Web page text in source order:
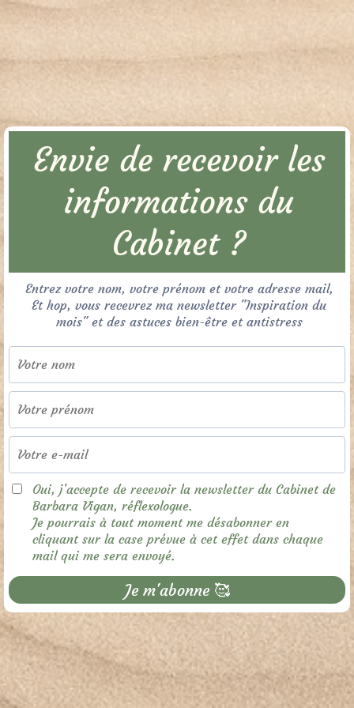
Envie de recevoir les
informations du
Cabinet ?
Entrez votre nom, votre prénom et votre adresse mail,
Et hop, vous recevrez ma newsletter "Inspiration du
mois" et des astuces bien-être et antistress
Oui, j'accepte de recevoir la newsletter du Cabinet de
Barbara Vigan, réflexologue.
Je pourrais à tout moment me désabonner en
cliquant sur la case prévue à cet effet dans chaque
mail qui me sera envoyé.
Je m'abonne 🥰